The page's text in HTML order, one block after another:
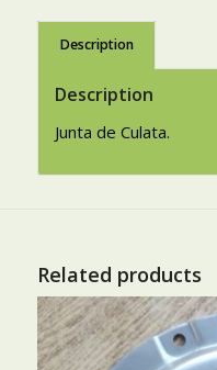
Description
Description
Junta de Culata.
Related products